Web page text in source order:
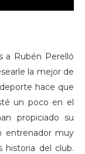
a Rubén Perelló
la mejor de
hace que
un poco en el
propiciado su
entrenador muy
historia del club.